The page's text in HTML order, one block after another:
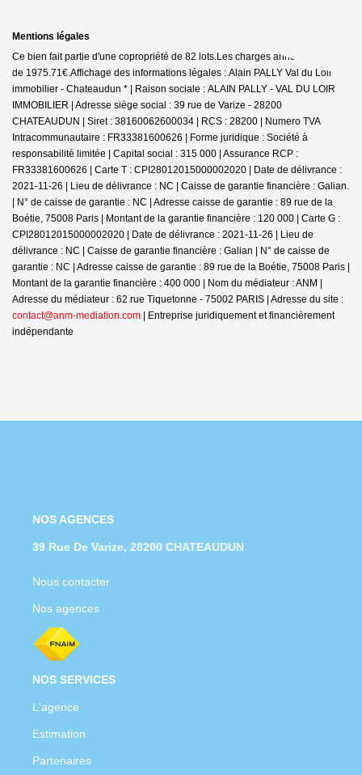
Mentions légales
Ce bien fait partie d'une copropriété de 82 lots.Les charges annuelles sont
de 1975.71€.Affichage des informations légales : Alain PALLY Val du Loir
immobilier - Chateaudun * | Raison sociale : ALAIN PALLY - VAL DU LOIR
IMMOBILIER | Adresse siège social : 39 rue de Varize - 28200
CHATEAUDUN | Siret : 38160062600034 | RCS : 28200 | Numero TVA
Intracommunautaire : FR33381600626 | Forme juridique : Société à
responsabilité limitée | Capital social : 315 000 | Assurance RCP :
FR33381600626 | Carte T : CPI28012015000002020 | Date de délivrance :
2021-11-26 | Lieu de délivrance : NC | Caisse de garantie financière : Galian.
| N° de caisse de garantie : NC | Adresse caisse de garantie : 89 rue de la
Boétie, 75008 Paris | Montant de la garantie financière : 120 000 | Carte G :
CPI28012015000002020 | Date de délivrance : 2021-11-26 | Lieu de
délivrance : NC | Caisse de garantie financière : Galian | N° de caisse de
garantie : NC | Adresse caisse de garantie : 89 rue de la Boétie, 75008 Paris |
Montant de la garantie financière : 400 000 | Nom du médiateur : ANM |
Adresse du médiateur : 62 rue Tiquetonne - 75002 PARIS | Adresse du site :
contact@anm-mediation.com | Entreprise juridiquement et financièrement
indépendante
NOS AGENCES
39 Rue De Varize, 28200 CHATEAUDUN
Nous contacter
Nos agences
NOS SERVICES
L'agence
Estimation
Partenaires